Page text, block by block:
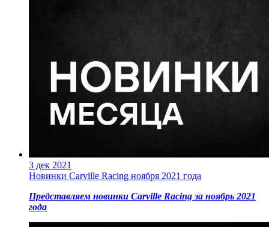
3 дек 2021
Новинки Carville Racing ноября 2021 года
Представляем новинки Carville Racing за ноябрь 2021
года